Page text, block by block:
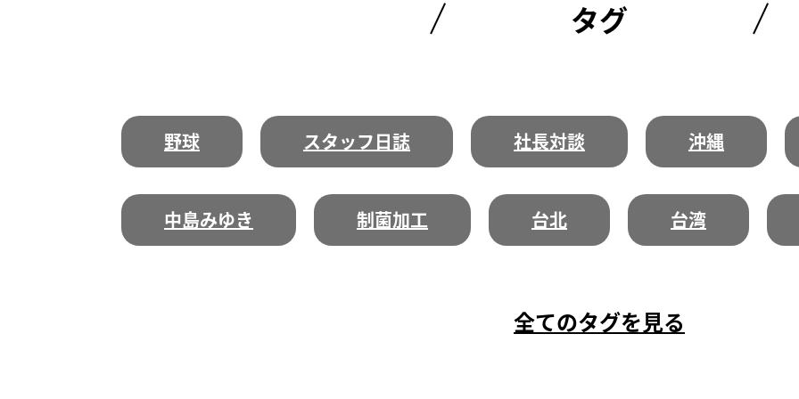
タグ
野球 スタッフ日誌 社長対談 沖縄
中島みゆき 制菌加工 台北 台湾
全てのタグを見る